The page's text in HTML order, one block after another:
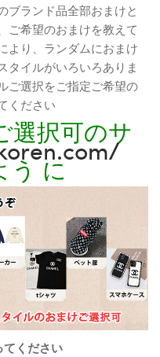
ブランド品全部おまけと
ご希望のおまけを教えて
より、ランダムにおまけ
タイルがいろいろありま
ご選択をご指定ご希望の
ください
選択可のサ
う に
てください